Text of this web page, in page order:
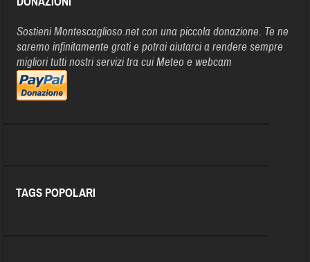
Sostieni Montescaglioso.net con una piccola donazione. Te ne
saremo infinitamente grati e potrai aiutarci a rendere sempre
migliori tutti nostri servizi tra cui Meteo e webcam
TAGS POPOLARI